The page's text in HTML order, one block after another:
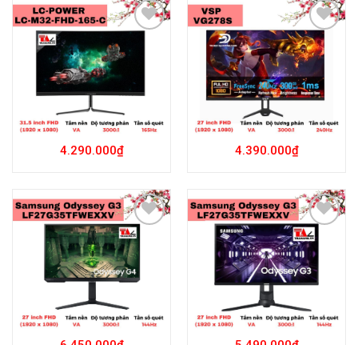
Wishlist
4.290.000₫
Add to
Wishlist
4.390.000₫
Add to
Wishlist
Add to
Wishlist